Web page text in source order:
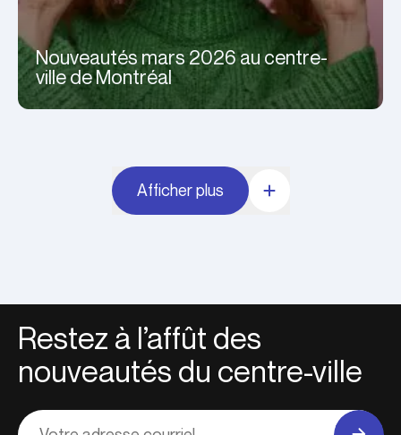
Nouveautés mars 2026 au centre-
ville de Montréal
Afficher plus
Restez à l’affût des
nouveautés du centre-ville
Adresse
courriel